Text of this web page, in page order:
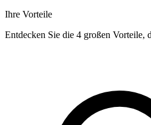
Ihre Vorteile
Entdecken Sie die 4 großen Vorteile,